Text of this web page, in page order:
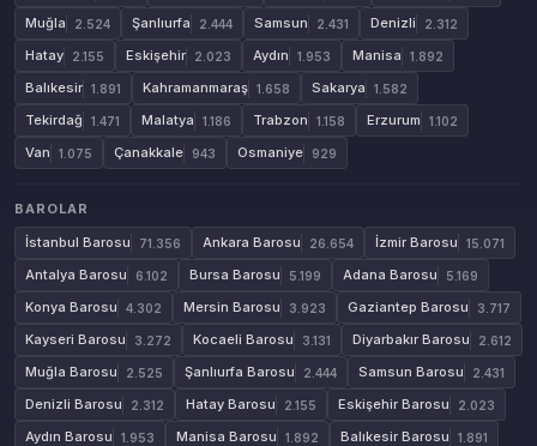
Muğla 2.524 Şanlıurfa 2.444 Samsun 2.431 Denizli 2.312
Hatay 2.155 Eskişehir 2.023 Aydın 1.953 Manisa 1.892
Balıkesir 1.891 Kahramanmaraş 1.658 Sakarya 1.582
Tekirdağ 1.471 Malatya 1.186 Trabzon 1.158 Erzurum 1.102
Van 1.075 Çanakkale 943 Osmaniye 929
BAROLAR
İstanbul Barosu
71.356 Ankara Barosu 26.654 İzmir Barosu 15.071
Antalya Barosu 6.102 Bursa Barosu 5.199 Adana Barosu 5.169
Konya Barosu 4.302 Mersin Barosu 3.923 Gaziantep Barosu 3.717
Kayseri Barosu 3.272 Kocaeli Barosu 3.131 Diyarbakır Barosu 2.612
Muğla Barosu 2.525 Şanlıurfa Barosu 2.444 Samsun Barosu 2.431
Denizli Barosu 2.312 Hatay Barosu 2.155 Eskişehir Barosu 2.023
Aydın Barosu 1.953 Manisa Barosu 1.892 Balıkesir Barosu 1.891